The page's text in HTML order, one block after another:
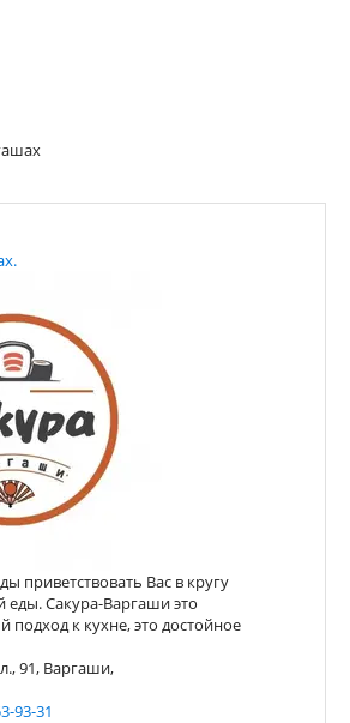
приветствовать Вас в кругу
еды. Сакура-Варгаши это
подход к кухне, это достойное
91, Варгаши,
93-31